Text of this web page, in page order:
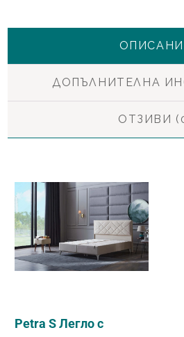
ДОПЪЛНИТЕЛНА
ОТЗИВИ
Petra S Легло с